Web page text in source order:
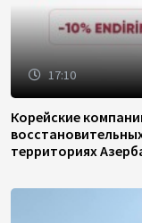
17:10
Корейские
территориях